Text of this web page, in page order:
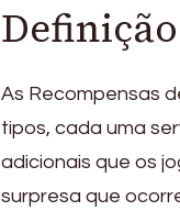
As Recompensas
tipos, cada uma
adicionais que os
surpresa que